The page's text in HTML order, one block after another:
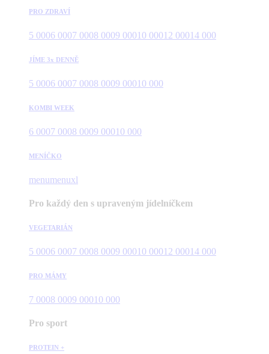
PRO ZDRAVÍ
5 0006 0007 0008 0009 00010 00012 00014 000
JÍME 3x DENNĚ
5 0006 0007 0008 0009 00010 000
KOMBI WEEK
6 0007 0008 0009 00010 000
MENÍČKO
menumenuxl
Pro každý den s upraveným jídelníčkem
VEGETARIÁN
5 0006 0007 0008 0009 00010 00012 00014 000
PRO MÁMY
7 0008 0009 00010 000
Pro sport
PROTEIN +